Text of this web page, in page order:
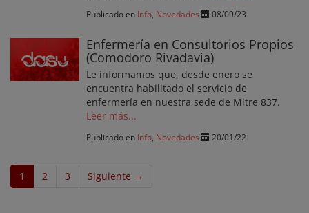
Publicado en Info Novedades 08/09/23
Enfermería en Consultorios Propios
(Comodoro Rivadavia)
Le informamos que, desde enero se
encuentra habilitado el servicio de
enfermería en nuestra sede de Mitre 837.
Leer más...
Publicado en Info Novedades 20/01/22
1 2 3 Siguiente →